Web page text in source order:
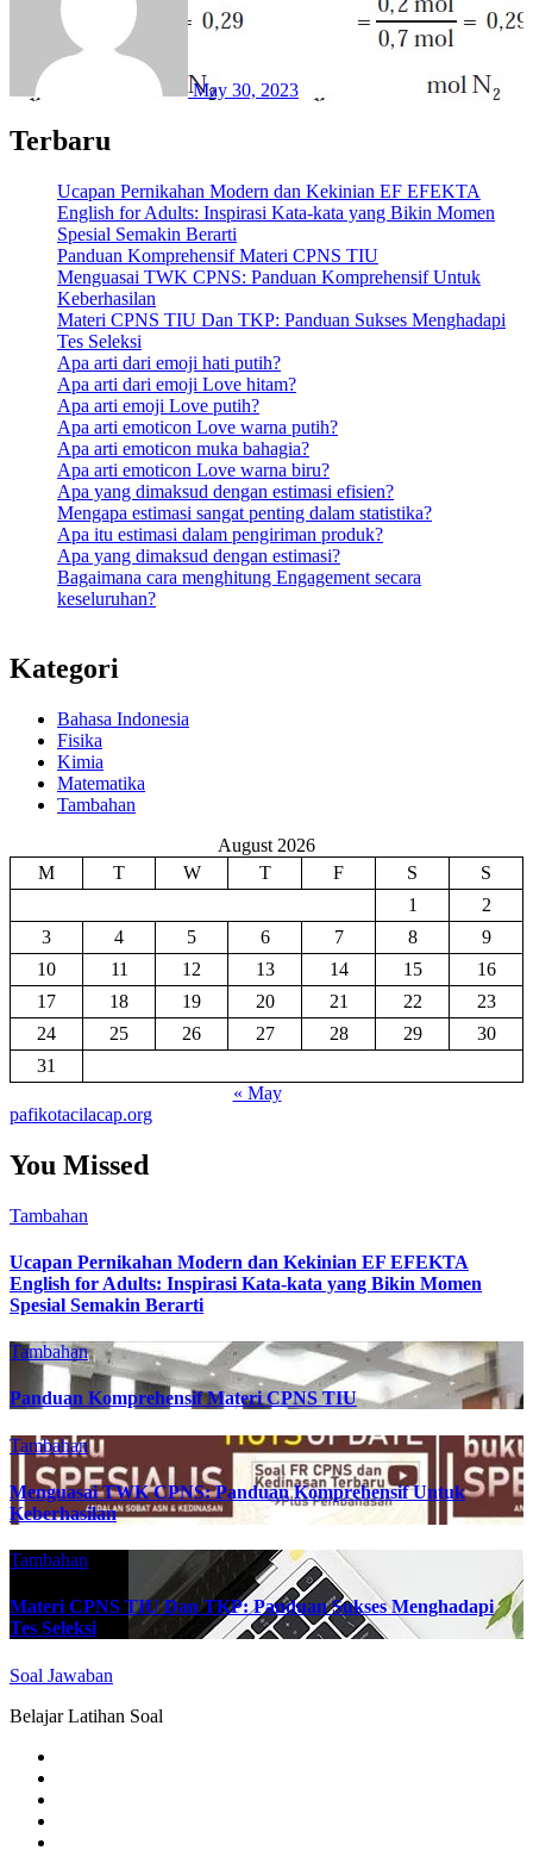
May 30, 2023
Terbaru
Ucapan Pernikahan Modern dan Kekinian EF EFEKTA
English for Adults: Inspirasi Kata-kata yang Bikin Momen
Spesial Semakin Berarti
Panduan Komprehensif Materi CPNS TIU
Menguasai TWK CPNS: Panduan Komprehensif Untuk
Keberhasilan
Materi CPNS TIU Dan TKP: Panduan Sukses Menghadapi
Tes Seleksi
Apa arti dari emoji hati putih?
Apa arti dari emoji Love hitam?
Apa arti emoji Love putih?
Apa arti emoticon Love warna putih?
Apa arti emoticon muka bahagia?
Apa arti emoticon Love warna biru?
Apa yang dimaksud dengan estimasi efisien?
Mengapa estimasi sangat penting dalam statistika?
Apa itu estimasi dalam pengiriman produk?
Apa yang dimaksud dengan estimasi?
Bagaimana cara menghitung Engagement secara
keseluruhan?
Kategori
Bahasa Indonesia
Fisika
Kimia
Matematika
Tambahan
August 2026
M
T W T F S
S
1
2
3
4 5 6 7 8
9
10
11 12 13 14 15
16
17
18 19 20 21 22
23
24
25 26 27 28 29
30
31
« May
pafikotacilacap.org
You Missed
Tambahan
Ucapan Pernikahan Modern dan Kekinian EF EFEKTA
English for Adults: Inspirasi Kata-kata yang Bikin Momen
Spesial Semakin Berarti
Tambahan
Panduan Komprehensif Materi CPNS TIU
Tambahan
Menguasai TWK CPNS: Panduan Komprehensif Untuk
Keberhasilan
Tambahan
Materi CPNS TIU Dan TKP: Panduan Sukses Menghadapi
Tes Seleksi
Soal Jawaban
Belajar Latihan Soal